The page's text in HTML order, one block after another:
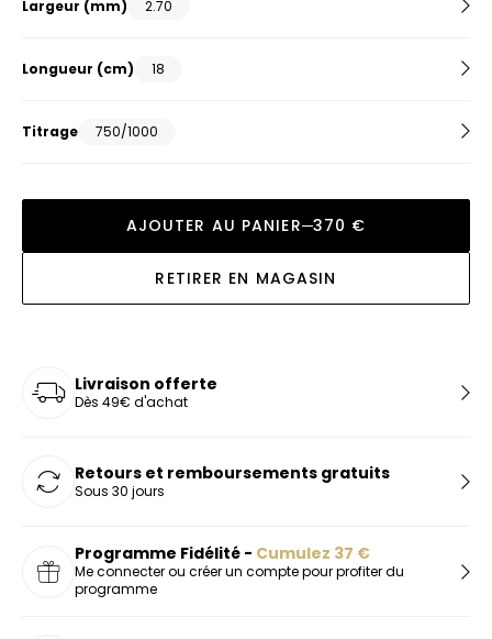
Largeur (mm) 2.70
Longueur (cm) 18
Titrage 750/1000
AJOUTER AU PANIER 370 €
RETIRER EN MAGASIN
Livraison offerte
Dès 49€ d'achat
Retours et remboursements gratuits
Sous 30 jours
Programme Fidélité - Cumulez 37 €
Me connecter ou créer un compte pour profiter du
programme